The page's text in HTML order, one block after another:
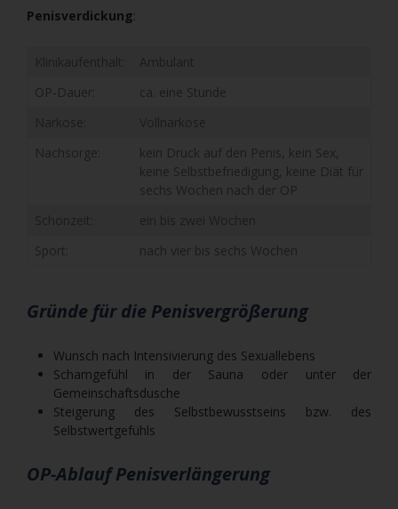
Penisverdickung:
OP-Dauer:
ca. eine Stunde
Nachsorge:
kein Druck auf den Penis, kein Sex,
keine Selbstbefriedigung, keine Diät für
sechs Wochen nach der OP
Sport:
nach vier bis sechs Wochen
Gründe für die Penisvergrößerung
Wunsch nach Intensivierung des Sexuallebens
Schamgefühl in der Sauna oder unter der
Gemeinschaftsdusche
Steigerung des Selbstbewusstseins bzw. des
Selbstwertgefühls
OP-Ablauf Penisverlängerung